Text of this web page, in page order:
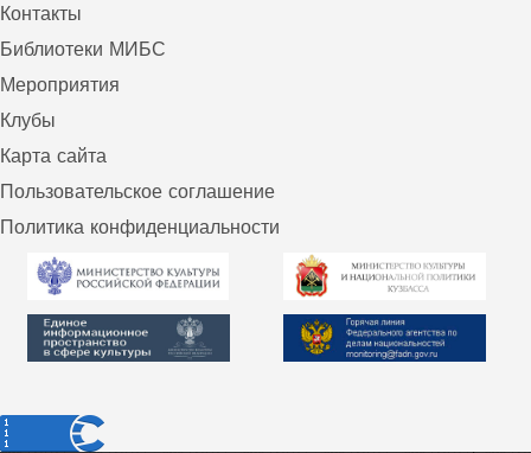
Контакты
Библиотеки МИБС
Мероприятия
Клубы
Карта сайта
Пользовательское соглашение
Политика конфиденциальности